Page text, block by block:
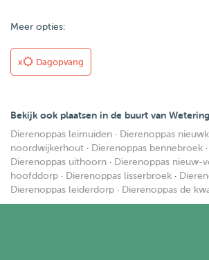
Meer opties:
x Dagopvang
Bekijk ook plaatsen in de buurt van
Dierenoppas leimuiden · Dierenoppas
noordwijkerhout · Dierenoppas bennebroek ·
Dierenoppas uithoorn · Dierenoppas nieuw-
hoofddorp · Dierenoppas lisserbroek ·
Dierenoppas leiderdorp · Dierenoppas de